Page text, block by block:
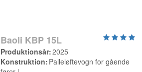
Baoli KBP 15L
Produktionsår 2025
Konstruktion Palleløftevogn for gående